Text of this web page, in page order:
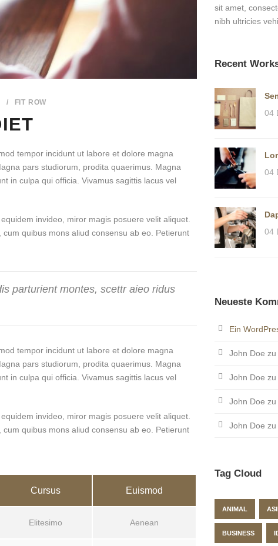
/ FIT ROW
tempor incidunt ut labore et dolore magna
pars studiorum, prodita quaerimus. Magna
in culpa qui officia. Vivamus sagittis lacus vel
invideo, miror magis posuere velit aliquet.
quibus mons aliud consensu ab eo. Petierunt
parturient montes, scettr aieo ridus
tempor incidunt ut labore et dolore magna
pars studiorum, prodita quaerimus. Magna
in culpa qui officia. Vivamus sagittis lacus vel
invideo, miror magis posuere velit aliquet.
quibus mons aliud consensu ab eo. Petierunt
Cursus Euismod
Elitesimo Aenean
sit amet,
nibh ultricies
Recent
04
04
04
Neueste
Ein
John Doe zu
John Doe zu
John Doe zu
John Doe zu
Tag Cloud
ANIMAL
BUSINESS